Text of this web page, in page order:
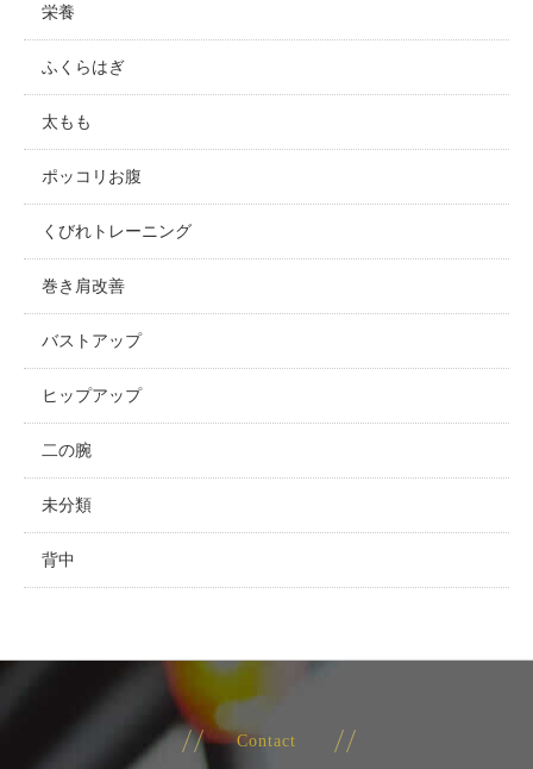
栄養
ふくらはぎ
太もも
ポッコリお腹
くびれトレーニング
巻き肩改善
バストアップ
ヒップアップ
二の腕
未分類
背中
Contact